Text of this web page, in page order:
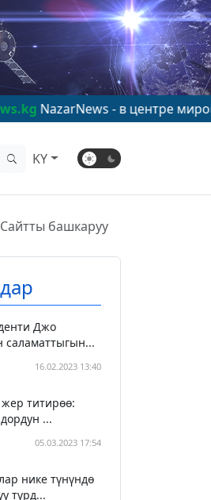
- в центре мирового
KY
Сайтты башкаруу
Джо
саламаттыгын...
16.02.2023 13:40
титирөө:
...
05.03.2023 17:54
нике түнүндө
түрд...